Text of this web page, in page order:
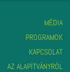
MÉDIA
PROGRAMOK
KAPCSOLAT
AZ ALAPÍTVÁNYRÓL